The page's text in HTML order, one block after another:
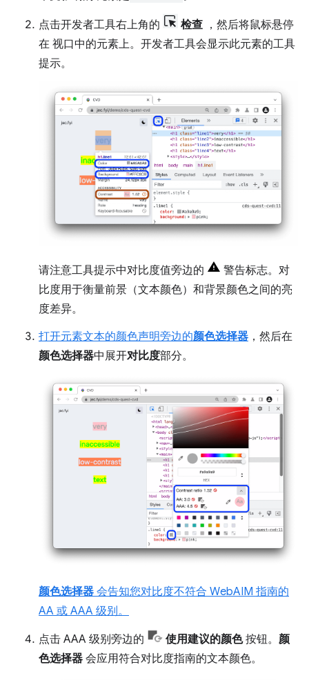
点击开发者工具右上角的 检查 ，然后将鼠标悬停
在 视口中的元素上。开发者工具会显示此元素的工具
提示。
请注意工具提示中对比度值旁边的
警告标志。对
比度用于衡量前景（文本颜色）和背景颜色之间的亮
度差异。
打开元素文本的颜色声明旁边的颜色选择器 ，然后在
颜色选择器中展开对比度部分。
颜色选择器 会告知您对比度不符合 WebAIM 指南的
AA 或 AAA 级别。
点击 AAA 级别旁边的 使用建议的颜色按钮。 颜
色选择器 会应用符合对比度指南的文本颜色。